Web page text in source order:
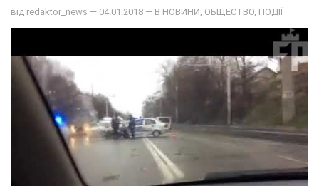
від redaktor_news — 04.01.2018 — В НОВИНИ ОБЩЕСТВО ПОДІЇ